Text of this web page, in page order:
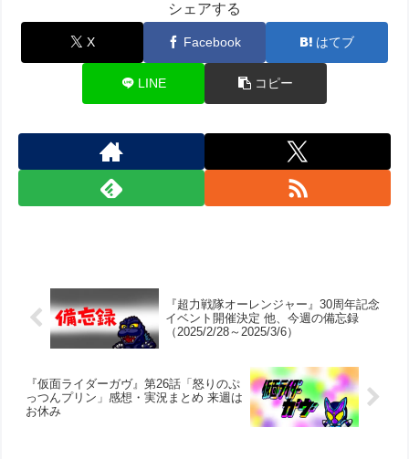
シェアする
X Facebook はてブ
LINE コピー
『超力戦隊オーレンジャー』30周年記念
イベント開催決定 他、今週の備忘録
（2025/2/28～2025/3/6）
『仮面ライダーガヴ』第26話「怒りのぷ
っつんプリン」感想・実況まとめ 来週は
お休み